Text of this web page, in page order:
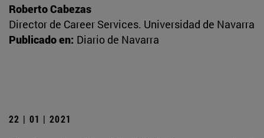
Roberto Cabezas
Director de Career Services. Universidad de Navarra
Publicado en: Diario de Navarra
22 | 01 | 2021